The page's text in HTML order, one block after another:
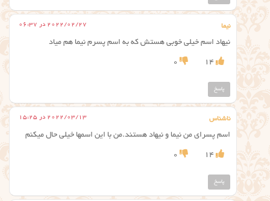
نیما 2022/02/27 در 06:37
نیهاد اسم خیلی خوبی هستش که به اسم پسرم نیما هم میاد
14
0
پاسخ
ناشناس 2022/03/13 در 15:25
اسم پسرای من نیما و نیهاد هستند.من با این اسمها خیلی حال میکنم
14
0
پاسخ